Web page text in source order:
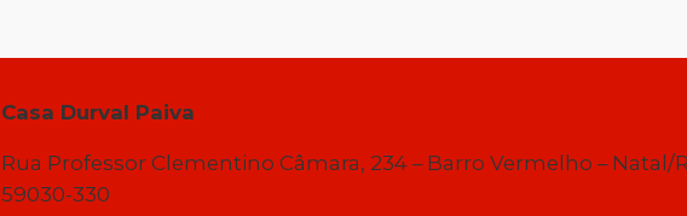
Casa Durval Paiva
Rua Professor Clementino Câmara, 234 – Barro Vermelho – Natal/
59030-330